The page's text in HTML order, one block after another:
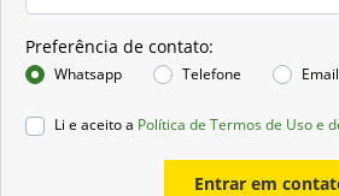
Preferência de contato:
Whatsapp Telefone Email
Li e aceito a Política de Termos de Uso e
Entrar em